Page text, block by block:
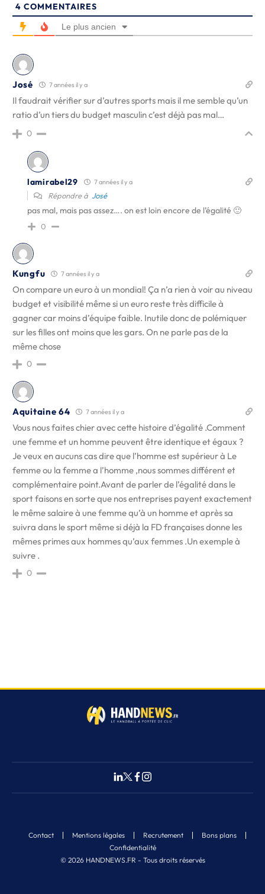
4 COMMENTAIRES
Le plus ancien
José 7 années il y a
Il faudrait vérifier sur d’autres sports mais il me semble qu’un
ratio d’un tiers du budget masculin c’est déjà pas mal…
0
lamirabel29 7 années il y a
Répondre à José
pas mal, mais pas assez…. on est loin encore de l’égalité 🙂
0
Kungfu 7 années il y a
On compare un euro à un mondial! Ça n’a rien à voir au niveau
budget et visibilité même si un euro reste très difficile à
gagner car moins d’équipe faible. Inutile donc de polémiquer
sur les filles ont moins que les gars. On ne parle pas de la
même chose
0
Aquitaine 64 7 années il y a
Vous nous faites chier avec cette histoire d’égalité .Comment
une femme et un homme peuvent être identique et égaux ?
Je veux en aucuns cas dire que l’homme est supérieur à Le
femme ou la femme a l’homme ,nous sommes différent et
complémentaire point.Avant de parler de l’égalité dans le
sport faisons en sorte que nos entreprises payent exactement
le même salaire à une femme qu’à un homme et après sa
suivra dans le sport même si déjà la FD françaises donne les
mêmes primes aux hommes qu’aux femmes .Un exemple à
suivre .
0
© 2026 HANDNEWS.FR - Tous droits réservés
Contact Mentions légales Recrutement
Bons plans
Confidentialité